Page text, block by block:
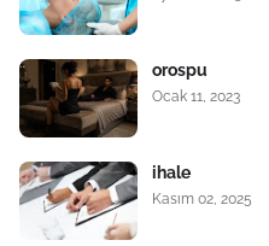
orospu
Ocak 11, 2023
ihale
Kasım 02, 2025